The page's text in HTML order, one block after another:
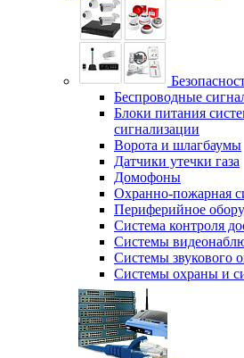
Беспроводные
Блоки питания
сигнализации
Ворота и шлагбаумы
Датчики утечки газа
Домофоны
Охранно-пожарная
Периферийное
Система контроля
Системы
Системы звукового
Системы охраны и